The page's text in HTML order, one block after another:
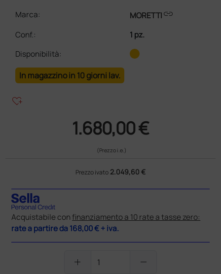
Marca:
MORETTIlink
Conf.:
1 pz.
Disponibilità:
In magazzino in 10 giorni lav.
heart_plus
1.680,00 €
(Prezzo i.e.)
Prezzo ivato 2.049,60 €
Acquistabile con finanziamento a 10 rate a tasse zero:
rate a partire da168,00 €+ iva.
add remove